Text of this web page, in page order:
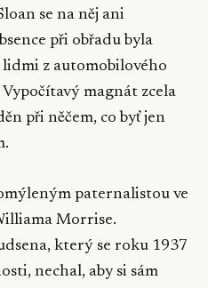
se na něj ani
při obřadu byla
z automobilového
magnát zcela
při něčem, co byť jen
paternalistou ve
Morrise.
který se roku 1937
nechal, aby si sám